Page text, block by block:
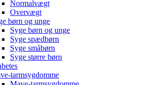
Normalvægt
Overvægt
børn og unge
Syge børn og unge
Syge spædbørn
Syge småbørn
Syge større børn
tarmsygdomme